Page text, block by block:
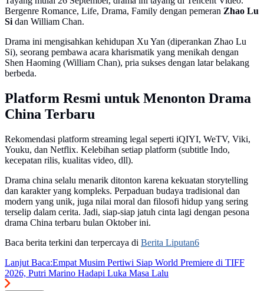
Bergenre Romance, Life, Drama, Family dengan pemeran Zhao Lu
Si dan William Chan.
Drama ini mengisahkan kehidupan Xu Yan (diperankan Zhao Lu
Si), seorang pembawa acara kharismatik yang menikah dengan
Shen Haoming (William Chan), pria sukses dengan latar belakang
berbeda.
Platform Resmi untuk Menonton Drama
China Terbaru
Rekomendasi platform streaming legal seperti iQIYI, WeTV, Viki,
Youku, dan Netflix. Kelebihan setiap platform (subtitle Indo,
kecepatan rilis, kualitas video, dll).
Drama china selalu menarik ditonton karena kekuatan storytelling
dan karakter yang kompleks. Perpaduan budaya tradisional dan
modern yang unik, juga nilai moral dan filosofi hidup yang sering
terselip dalam cerita. Jadi, siap-siap jatuh cinta lagi dengan pesona
drama China terbaru bulan Oktober ini.
Baca berita terkini dan terpercaya di Berita Liputan6
Lanjut Baca:Empat Musim Pertiwi Siap World Premiere di TIFF
2026, Putri Marino Hadapi Luka Masa Lalu